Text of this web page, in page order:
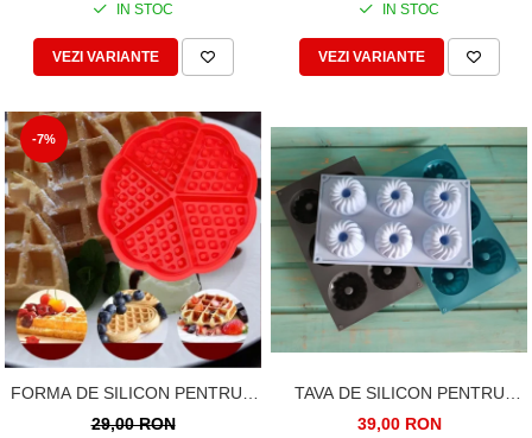
IN STOC
VEZI VARIANTE
IN STOC
VEZI VARIANTE
-7%
FORMA DE SILICON PENTRU 5
GOFRE, VAFE, WAFFLE, INIMI
29,00 RON
TAVA DE SILICON PENTRU
GUGULUF, MINI CHEC, 6
39,00 RON